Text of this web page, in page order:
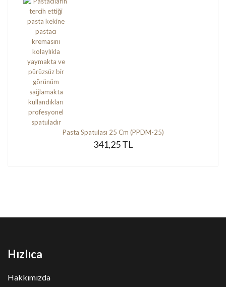
Pasta Spatulası 25 Cm (PPDM-25)
341,25 TL
Hızlıca
Hakkımızda